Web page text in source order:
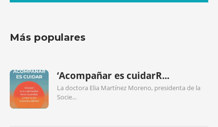
Más populares
‘Acompañar es cuidarR...
La doctora Elia Martínez Moreno, presidenta de la
Socie...